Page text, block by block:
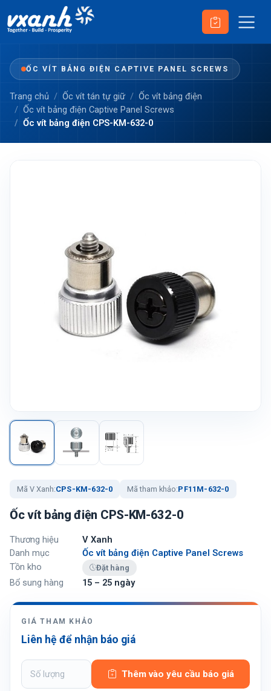
ỐC VÍT BẢNG ĐIỆN CAPTIVE PANEL SCREWS
Trang chủ Ốc vít tán tự giữ
Ốc vít bảng điện
Ốc vít bảng điện Captive Panel Screws
Ốc vít bảng điện CPS-KM-632-0
Mã V Xanh:CPS-KM-632-0 Mã tham khảo:PF11M-632-0
Ốc vít bảng điện CPS-KM-632-0
Thương hiệu
V Xanh
Danh mục
Ốc vít bảng điện Captive Panel Screws
Tồn kho
Đặt hàng
Bổ sung hàng 15 – 25 ngày
GIÁ THAM KHẢO
Liên hệ để nhận báo giá
Thêm vào yêu cầu báo giá